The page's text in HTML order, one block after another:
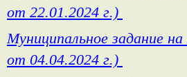
от 22.01.2024 г.)
Муниципальное задание на
от 04.04.2024 г.)